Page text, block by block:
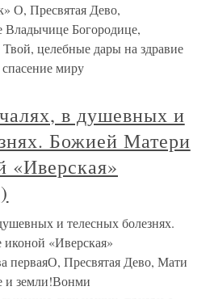
О, Пресвятая Дево,
Владычице Богородице,
целебные дары на здравие
миру
в душевных и
Божией Матери
«Иверская»
и телесных болезнях.
«Иверская»
перваяО, Пресвятая Дево, Мати
и земли!Вонми